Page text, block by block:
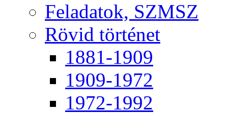
Fel­ada­tok, SZMSZ
Rö­vid tör­té­net
1881-1909
1909-1972
1972-1992